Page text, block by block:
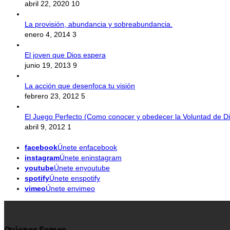
abril 22, 2020 10
La provisión, abundancia y sobreabundancia.
enero 4, 2014 3
El joven que Dios espera
junio 19, 2013 9
La acción que desenfoca tu visión
febrero 23, 2012 5
El Juego Perfecto (Como conocer y obedecer la Voluntad de
abril 9, 2012 1
facebookÚnete enfacebook
instagramÚnete eninstagram
youtubeÚnete enyoutube
spotifyÚnete enspotify
vimeoÚnete envimeo